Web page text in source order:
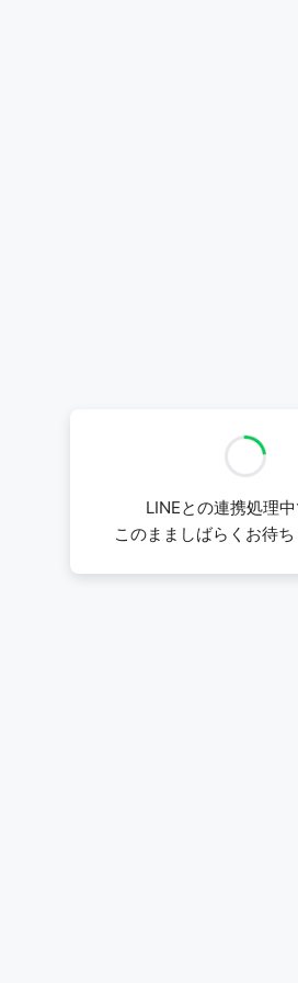
LINEとの連携処理中
このまましばらくお待ち